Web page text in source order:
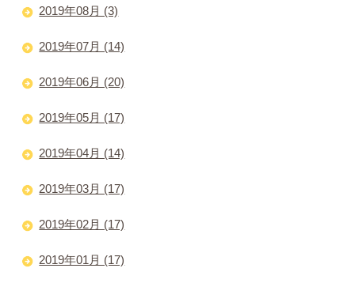
2019年08月 (3)
2019年07月 (14)
2019年06月 (20)
2019年05月 (17)
2019年04月 (14)
2019年03月 (17)
2019年02月 (17)
2019年01月 (17)